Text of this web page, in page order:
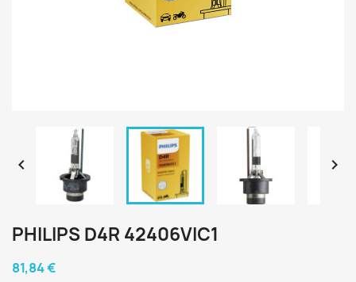
 
PHILIPS D4R 42406VIC1
81,84 €